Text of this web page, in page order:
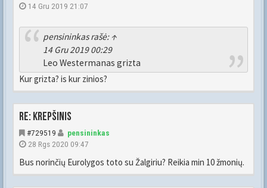
14 Gru 2019 21:07
pensininkasrašė: ↑
14 Gru 2019 00:29
Leo Westermanas grizta
Kur grizta? is kur zinios?
Re: Krepšinis
#729519
pensininkas
28 Rgs 2020 09:47
Bus norinčių Eurolygos toto su Žalgiriu? Reikia min 10 žmonių.